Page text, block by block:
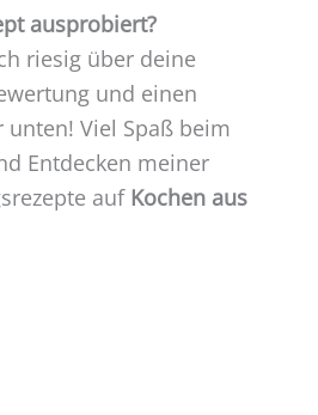
ausprobiert?
riesig über deine
und einen
Viel Spaß beim
Entdecken meiner
auf Kochen aus